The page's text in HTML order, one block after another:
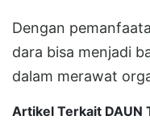
Dengan
dara bisa menjadi
dalam merawat
Artikel Terkait DAUN